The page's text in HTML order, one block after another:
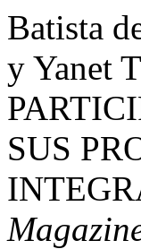
Batista
y Yanet
SUS